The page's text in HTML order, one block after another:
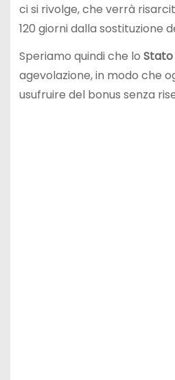
ci si rivolge, che verrà
120 giorni dalla sostituzione
Speriamo quindi che lo Stato
agevolazione, in modo che
usufruire del bonus senza